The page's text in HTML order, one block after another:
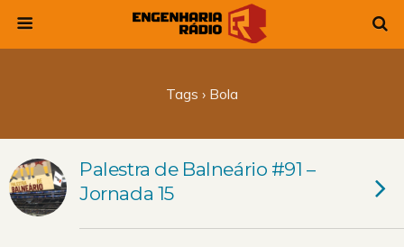
Tags › Bola
Palestra de Balneário #91 –
Jornada 15